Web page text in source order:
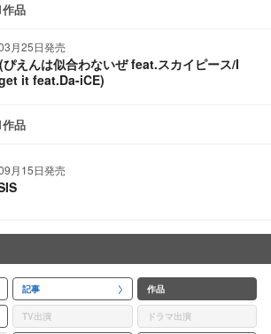
品
月25日発売
ぴえんは似合わないぜ feat.スカイピース/I
it feat.Da-iCE)
品
月15日発売
記事 作品
TV出演 ドラマ出演